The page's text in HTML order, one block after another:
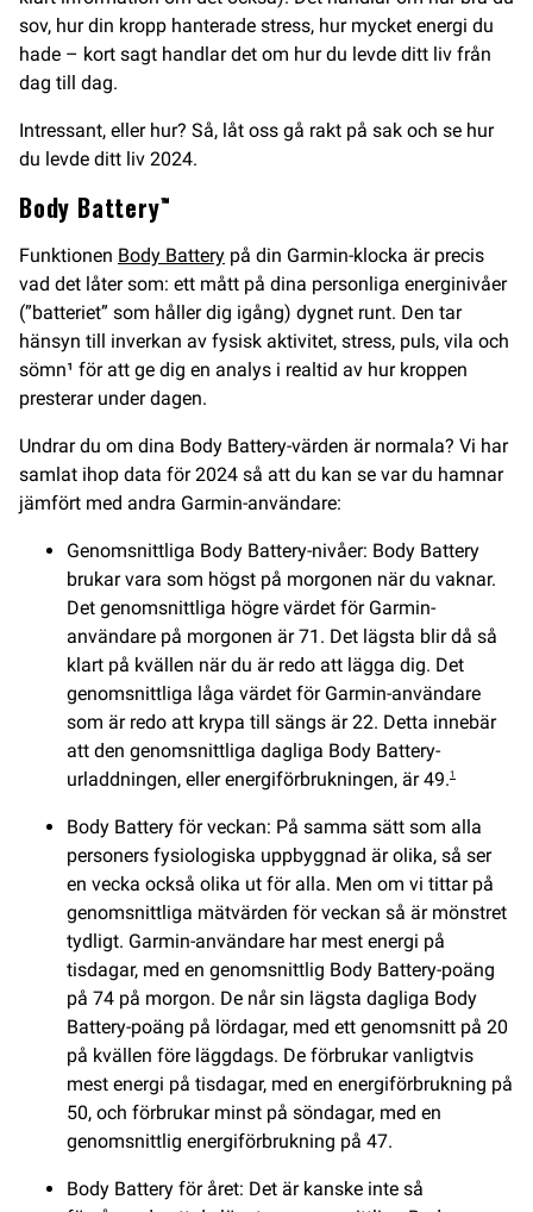
sov, hur din kropp hanterade stress, hur mycket energi du
hade – kort sagt handlar det om hur du levde ditt liv från
dag till dag.
Intressant, eller hur? Så, låt oss gå rakt på sak och se hur
du levde ditt liv 2024.
Body Battery™
Funktionen Body Battery på din Garmin-klocka är precis
vad det låter som: ett mått på dina personliga energinivåer
(”batteriet” som håller dig igång) dygnet runt. Den tar
hänsyn till inverkan av fysisk aktivitet, stress, puls, vila och
sömn¹ för att ge dig en analys i realtid av hur kroppen
presterar under dagen.
Undrar du om dina Body Battery-värden är normala? Vi har
samlat ihop data för 2024 så att du kan se var du hamnar
jämfört med andra Garmin-användare:
Genomsnittliga Body Battery-nivåer: Body Battery
brukar vara som högst på morgonen när du vaknar.
Det genomsnittliga högre värdet för Garmin-
användare på morgonen är 71. Det lägsta blir då så
klart på kvällen när du är redo att lägga dig. Det
genomsnittliga låga värdet för Garmin-användare
som är redo att krypa till sängs är 22. Detta innebär
att den genomsnittliga dagliga Body Battery-
urladdningen, eller energiförbrukningen, är 49.1
Body Battery för veckan: På samma sätt som alla
personers fysiologiska uppbyggnad är olika, så ser
en vecka också olika ut för alla. Men om vi tittar på
genomsnittliga mätvärden för veckan så är mönstret
tydligt. Garmin-användare har mest energi på
tisdagar, med en genomsnittlig Body Battery-poäng
på 74 på morgon. De når sin lägsta dagliga Body
Battery-poäng på lördagar, med ett genomsnitt på 20
på kvällen före läggdags. De förbrukar vanligtvis
mest energi på tisdagar, med en energiförbrukning på
50, och förbrukar minst på söndagar, med en
genomsnittlig energiförbrukning på 47.
Body Battery för året: Det är kanske inte så